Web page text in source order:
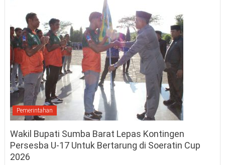
Pemerintahan
Wakil Bupati Sumba Barat Lepas Kontingen
Persesba U-17 Untuk Bertarung di Soeratin Cup
2026